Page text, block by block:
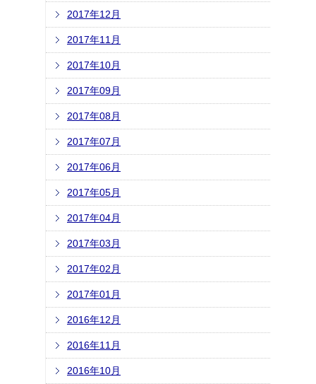
2017年12月
2017年11月
2017年10月
2017年09月
2017年08月
2017年07月
2017年06月
2017年05月
2017年04月
2017年03月
2017年02月
2017年01月
2016年12月
2016年11月
2016年10月